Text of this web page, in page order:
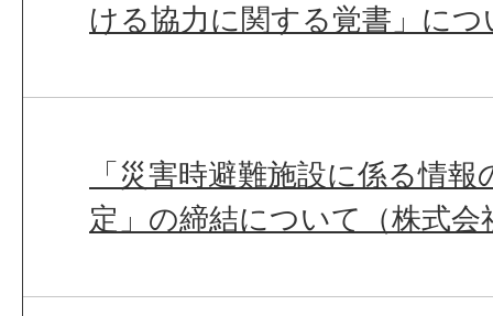
ける協力に関する覚書」につ
「災害時避難施設に係る情
定」の締結について（株式会